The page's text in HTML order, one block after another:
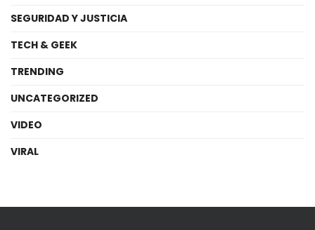
SEGURIDAD Y JUSTICIA
TECH & GEEK
TRENDING
UNCATEGORIZED
VIDEO
VIRAL